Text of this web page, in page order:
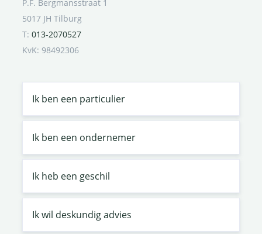
P.F. Bergmansstraat 1
5017 JH Tilburg
T: 013-2070527
KvK: 98492306
Ik ben een particulier
Ik ben een ondernemer
Ik heb een geschil
Ik wil deskundig advies